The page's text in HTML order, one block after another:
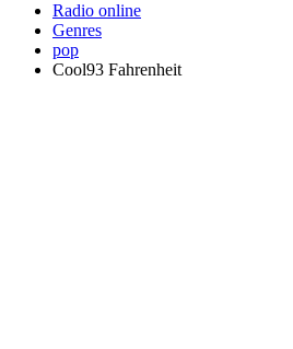
Radio online
Genres
pop
Cool93 Fahrenheit